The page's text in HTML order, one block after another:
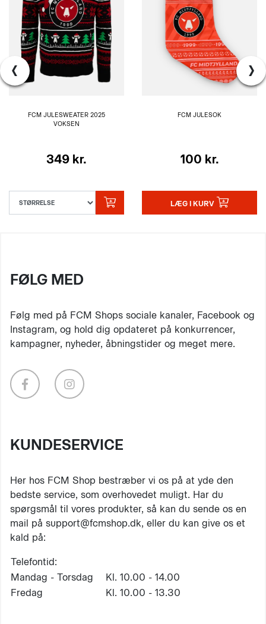
FCM JULESWEATER 2025
VOKSEN
349 kr.
FCM JULESOK
100 kr.
LÆG I KURV
‹ ›
FØLG MED
Følg med på FCM Shops sociale kanaler, Facebook og
Instagram, og hold dig opdateret på konkurrencer,
kampagner, nyheder, åbningstider og meget mere.
KUNDESERVICE
Her hos FCM Shop bestræber vi os på at yde den
bedste service, som overhovedet muligt. Har du
spørgsmål til vores produkter, så kan du sende os en
mail på support@fcmshop.dk, eller du kan give os et
kald på:
Telefontid:
Mandag - Torsdag
Kl. 10.00 - 14.00
Fredag
Kl. 10.00 - 13.30